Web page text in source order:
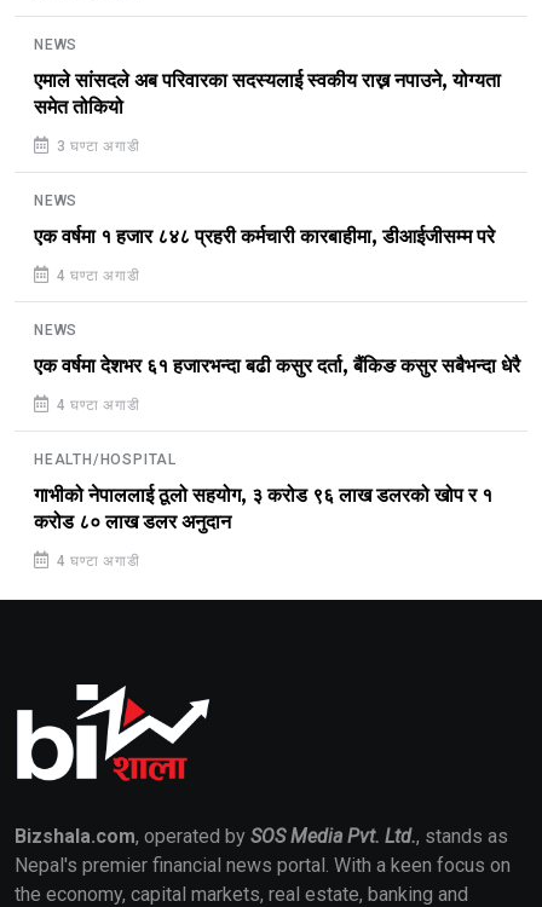
NEWS
एमाले सांसदले अब परिवारका सदस्यलाई स्वकीय राख्न नपाउने, योग्यता
समेत तोकियो
3 घण्टा अगाडी
NEWS
एक वर्षमा १ हजार ८४८ प्रहरी कर्मचारी कारबाहीमा, डीआईजीसम्म परे
4 घण्टा अगाडी
NEWS
एक वर्षमा देशभर ६१ हजारभन्दा बढी कसुर दर्ता, बैंकिङ कसुर सबैभन्दा धेरै
4 घण्टा अगाडी
HEALTH/HOSPITAL
गाभीको नेपाललाई ठूलो सहयोग, ३ करोड ९६ लाख डलरको खोप र १
करोड ८० लाख डलर अनुदान
4 घण्टा अगाडी
Bizshala.com, operated by SOS Media Pvt. Ltd., stands as
Nepal's premier financial news portal. With a keen focus on
the economy, capital markets, real estate, banking and